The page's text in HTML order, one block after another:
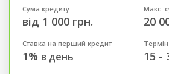
Сума кредиту
від 1 000 грн.
Макс.
20
Ставка на перший кредит
1% в день
Термін
15 -